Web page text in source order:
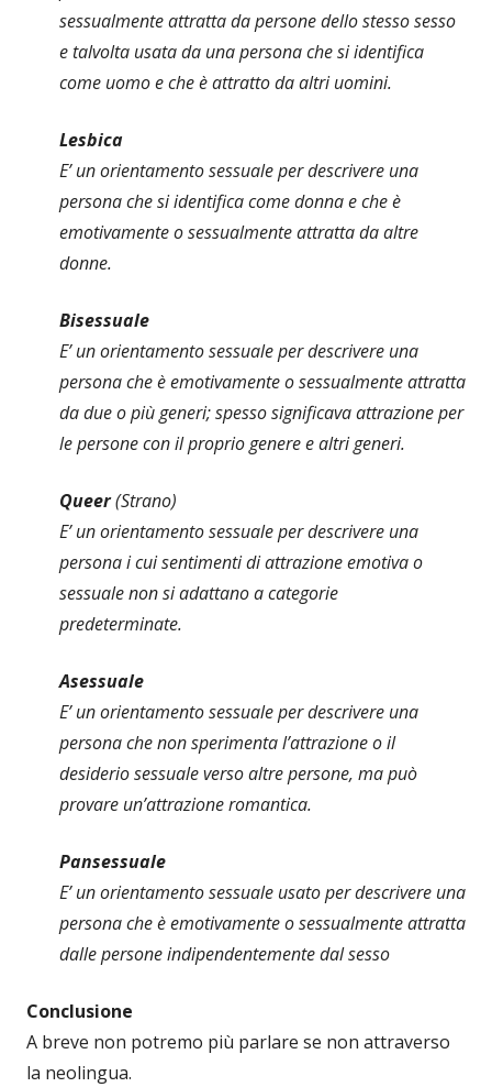
sessualmente attratta da persone dello stesso sesso
e talvolta usata da una persona che si identifica
come uomo e che è attratto da altri uomini.
Lesbica
E’ un orientamento sessuale per descrivere una
persona che si identifica come donna e che è
emotivamente o sessualmente attratta da altre
donne.
Bisessuale
E’ un orientamento sessuale per descrivere una
persona che è emotivamente o sessualmente attratta
da due o più generi; spesso significava attrazione per
le persone con il proprio genere e altri generi.
Queer(Strano)
E’ un orientamento sessuale per descrivere una
persona i cui sentimenti di attrazione emotiva o
sessuale non si adattano a categorie
predeterminate.
Asessuale
E’ un orientamento sessuale per descrivere una
persona che non sperimenta l’attrazione o il
desiderio sessuale verso altre persone, ma può
provare un’attrazione romantica.
Pansessuale
E’ un orientamento sessuale usato per descrivere una
persona che è emotivamente o sessualmente attratta
dalle persone indipendentemente dal sesso
Conclusione
A breve non potremo più parlare se non attraverso
la neolingua.